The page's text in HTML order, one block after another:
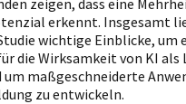
erkennt. Insgesamt
wichtige Einblicke, um
die Wirksamkeit von KI als
um maßgeschneiderte
zu entwickeln.